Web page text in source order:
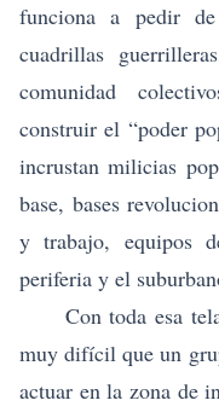
funciona a pedir
cuadrillas
comunidad
construir el “poder
incrustan milicias
base, bases
y trabajo, equipos
periferia y el
Con toda esa
muy difícil que un
actuar en la zona de